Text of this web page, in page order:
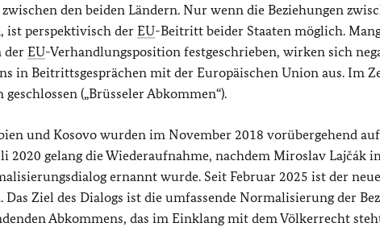
den beiden Ländern. Nur wenn die Beziehungen
ist perspektivisch der EU-Beitritt beider Staaten möglich.
der EU-Verhandlungsposition festgeschrieben, wirken sich
in Beitrittsgesprächen mit der Europäischen Union aus. Im
(„Brüsseler Abkommen“).
und Kosovo wurden im November 2018 vorübergehend
2020 gelang die Wiederaufnahme, nachdem Miroslav Lajčák
ernannt wurde. Seit Februar 2025 ist der neue
Das Ziel des Dialogs ist die umfassende Normalisierung der
Abkommens, das im Einklang mit dem Völkerrecht